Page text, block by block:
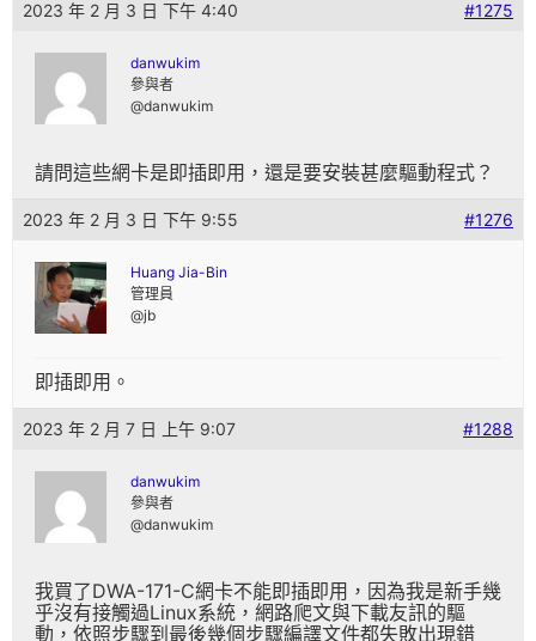
2023 年 2 月 3 日 下午 4:40 #1275
danwukim
參與者
@danwukim
請問這些網卡是即插即用，還是要安裝甚麼驅動程式？
2023 年 2 月 3 日 下午 9:55 #1276
Huang Jia-Bin
管理員
@jb
即插即用。
2023 年 2 月 7 日 上午 9:07 #1288
danwukim
參與者
@danwukim
我買了DWA-171-C網卡不能即插即用，因為我是新手幾
乎沒有接觸過Linux系統，網路爬文與下載友訊的驅
動，依照步驟到最後幾個步驟編譯文件都失敗出現錯